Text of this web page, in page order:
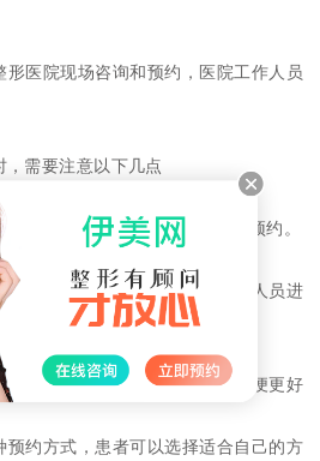
形医院现场咨询和预约，医院工作人员
需要注意以下几点
因造成的不便，建议患者提前预约。
证或护照等相关证件，以便工作人员进
解自己需要进行的手术类型，以便更好
预约方式，患者可以选择适合自己的方